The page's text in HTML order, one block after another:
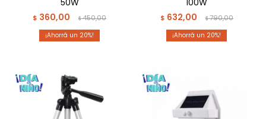
50W
$ 360,00 $450,00
20
100W
$ 632,00 $790,00
20